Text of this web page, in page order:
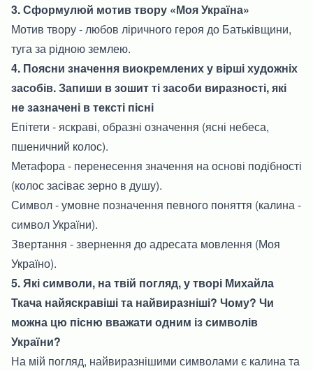
3. Сформулюй мотив твору «Моя Україна»
Мотив твору - любов ліричного героя до Батьківщини,
туга за рідною землею.
4. Поясни значення виокремлених у вірші художніх
засобів. Запиши в зошит ті засоби виразності, які
не зазначені в тексті пісні
Епітети - яскраві, образні означення (ясні небеса,
пшеничний колос).
Метафора - перенесення значення на основі подібності
(колос засіває зерно в душу).
Символ - умовне позначення певного поняття (калина -
символ України).
Звертання - звернення до адресата мовлення (Моя
Україно).
5. Які символи, на твій погляд, у творі Михайла
Ткача найяскравіші та найвиразніші? Чому? Чи
можна цю пісню вважати одним із символів
України?
На мій погляд, найвиразнішими символами є калина та